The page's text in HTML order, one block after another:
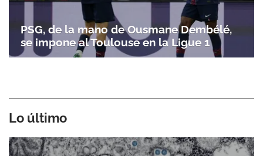
PSG, de la mano de Ousmane Dembélé,
se impone al Toulouse en la Ligue 1
Lo último